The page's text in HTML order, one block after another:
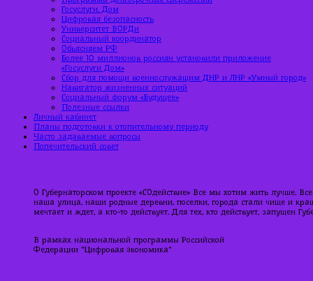
Госуслуги. Дом
Цифровая безопасность
Университет ВОРДи
Социальный координатор
Объясняем РФ
Более 10 миллионов россиян установили приложение
«Госуслуги Дом»
Сбор для помощи военнослужащим ДНР и ЛНР «Умный город»
Навигатор жизненных ситуаций
Социальный форум «Будущее»
Полезные ссылки
Личный кабинет
Планы подготовки к отопительному периоду
Часто задаваемые вопросы
Попечительский совет
О Губернаторском проекте «СОдействие» Все мы хотим жить лучше.
наша улица, наши родные деревни, поселки, города стали чище и
мечтает и ждет, а кто-то действует. Для тех, кто действует, запущен
В рамках национальной программы Российской
Федерации "Цифровая экономика"